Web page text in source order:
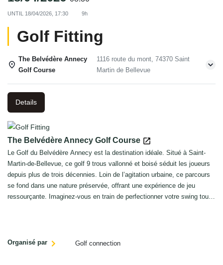
UNTIL 18/04/2026, 17:30 9h
Golf Fitting
The Belvédère Annecy
Golf Course
1116 route du mont, 74370 Saint
Martin de Bellevue
Details
The Belvédère Annecy Golf Course
Le Golf du Belvédère Annecy est la destination idéale. Situé à Saint-
Martin-de-Bellevue, ce golf 9 trous vallonné et boisé séduit les joueurs
depuis plus de trois décennies. Loin de l’agitation urbaine, ce parcours
se fond dans une nature préservée, offrant une expérience de jeu
ressourçante. Imaginez-vous en train de perfectionner votre swing tout
Organisé par Golf connection